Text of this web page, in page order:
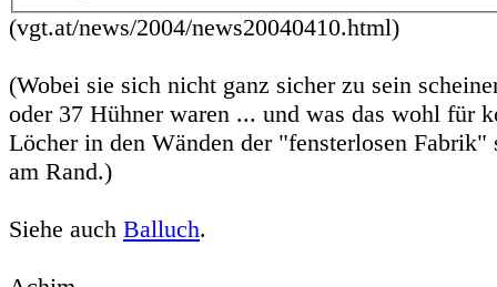
(vgt.at/news/2004/news20040410.html)
(Wobei sie sich nicht ganz sicher zu sein
oder 37 Hühner waren ... und was das wohl für
Löcher in den Wänden der "fensterlosen Fabrik"
am Rand.)
Siehe auch Balluch.